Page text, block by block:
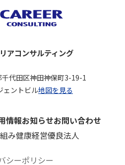
アコンサルティング
代田区神田神保町3-19-1
ェントビル地図を見る
情報お知らせお問い合わせ
み健康経営優良法人
シーポリシー